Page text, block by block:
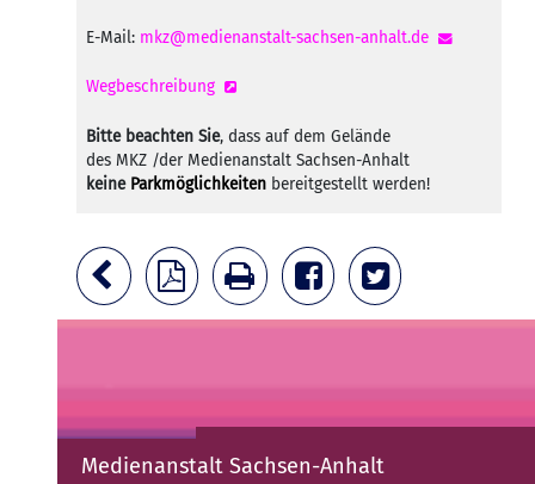
E-Mail: mkz@medienanstalt-sachsen-anhalt.de
Wegbeschreibung
Bitte beachten Sie, dass auf dem Gelände
des MKZ /der Medienanstalt Sachsen-Anhalt
keine Parkmöglichkeiten bereitgestellt werden!
Medienanstalt Sachsen-Anhalt